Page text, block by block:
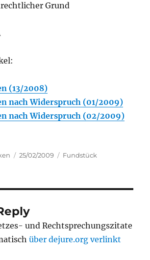
Grund
(13/2008)
nach Widerspruch (01/2009)
nach Widerspruch (02/2009)
Posted
25/02/2009 Categories
Fundstück
und Rechtsprechungszitate
über dejure.org verlinkt